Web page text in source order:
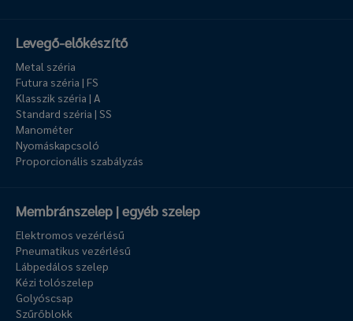
Levegő-előkészítő
Metal széria
Futura széria | FS
Klasszik széria | A
Standard széria | SS
Manométer
Nyomáskapcsoló
Proporcionális szabályzás
Membránszelep | egyéb szelep
Elektromos vezérlésű
Pneumatikus vezérlésű
Lábpedálos szelep
Kézi tolószelep
Golyóscsap
Szűrőblokk